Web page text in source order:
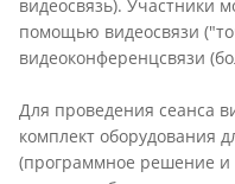
видеосвязь). Участники
помощью видеосвязи
видеоконференцсвязи
Для проведения сеанса
комплект оборудования
(программное решение